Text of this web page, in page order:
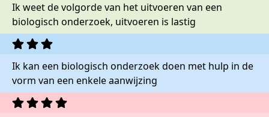
Ik weet de volgorde van het uitvoeren van een
biologisch onderzoek, uitvoeren is lastig
Ik kan een biologisch onderzoek doen met hulp in de
vorm van een enkele aanwijzing